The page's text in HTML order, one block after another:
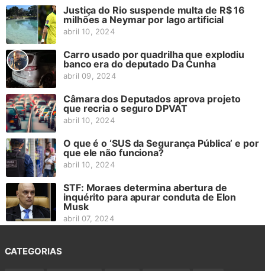
Justiça do Rio suspende multa de R$ 16
milhões a Neymar por lago artificial
abril 10, 2024
Carro usado por quadrilha que explodiu
banco era do deputado Da Cunha
abril 09, 2024
Câmara dos Deputados aprova projeto
que recria o seguro DPVAT
abril 10, 2024
O que é o ‘SUS da Segurança Pública’ e por
que ele não funciona?
abril 10, 2024
STF: Moraes determina abertura de
inquérito para apurar conduta de Elon
Musk
abril 07, 2024
CATEGORIAS